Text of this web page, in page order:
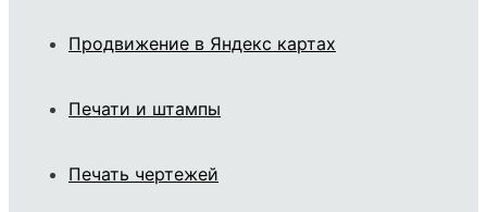
Продвижение в Яндекс картах
Печати и штампы
Печать чертежей